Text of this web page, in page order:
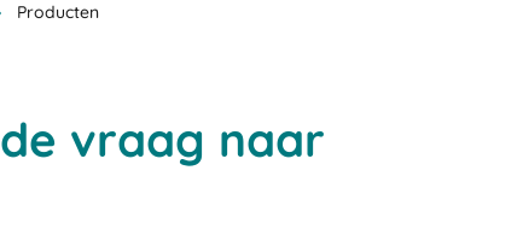
Producten
vraag naar